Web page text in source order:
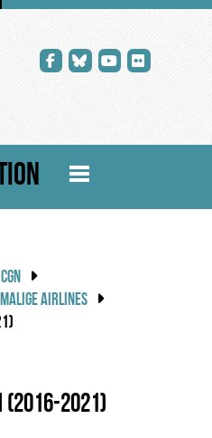
CGN
AIRLINES
2021)